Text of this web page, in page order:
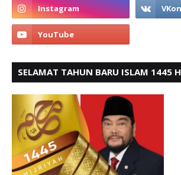
SELAMAT TAHUN BARU ISLAM 1445 H